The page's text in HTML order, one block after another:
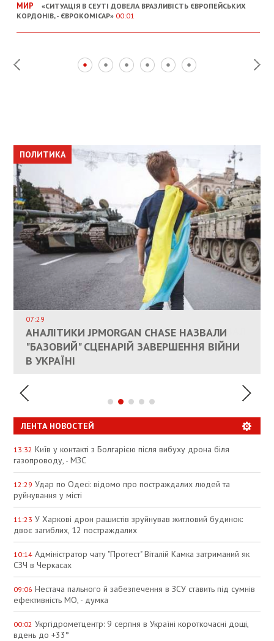
МИР
«СИТУАЦІЯ В СЕУТІ ДОВЕЛА ВРАЗЛИВІСТЬ ЄВРОПЕЙСЬКИХ
КОРДОНІВ, - ЄВРОКОМІСАР» 00:01
ПОЛИТИКА
КАНДИДАТ В ПРЕМЬЕРЫ ПОЛЬШИ ПРИЗВАЛ
ЕС ПРЕКРАТИТЬ ВОЕННУЮ ПОМОЩЬ
УКРАИНЕ
ПОЛИТИКА
07:29
АНАЛІТИКИ JPMORGAN CHASE НАЗВАЛИ
"БАЗОВИЙ" СЦЕНАРІЙ ЗАВЕРШЕННЯ ВІЙНИ
В УКРАЇНІ
ОБЩЕСТВО
ВЛАСНИКАМ ЗРУЙНОВАНОГО ЖИТЛА
ДОЗВОЛИЛИ НЕ ПЛАТИТИ ЗА КОМУНАЛКУ
ПОЛИТИКА
ИНТЕГРАЦИЯ УКРАИНЫ В НАТО ВРЯД ЛИ
СОСТОИТСЯ В БЛИЖАЙШЕЕ ВРЕМЯ, –
РЮТТЕ
ЭКОНОМИКА
ПАЛИВНИЙ РИНОК РОЗІГРІЛИ ШТУЧНО:
АНАЛІТИКИ ЗВИНУВАТИЛИ АЗС У
СПЕКУЛЯЦІЇ
ЛЕНТА НОВОСТЕЙ
13:32 Київ у контакті з Болгарією після вибуху дрона біля
газопроводу, - МЗС
12:29 Удар по Одесі: відомо про постраждалих людей та
руйнування у місті
11:23 У Харкові дрон рашистів зруйнував житловий будинок:
двоє загиблих, 12 постраждалих
10:14 Адміністратор чату "Протест" Віталій Камка затриманий як
СЗЧ в Черкасах
09:06 Нестача пального й забезпечення в ЗСУ ставить під сумнів
ефективність МО, - думка
00:02 Укргідрометцентр: 9 серпня в Україні короткочасні дощі,
вдень до +33°